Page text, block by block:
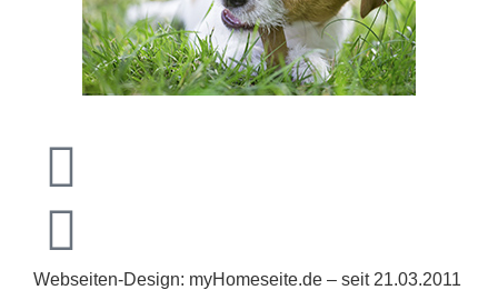
Webseiten-Design: myHomeseite.de – seit 21.03.2011